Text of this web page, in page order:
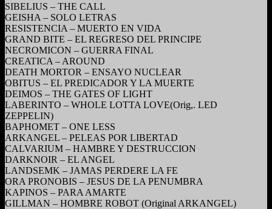
SIBELIUS – THE CALL
GEISHA – SOLO LETRAS
RESISTENCIA – MUERTO EN VIDA
GRAND BITE – EL REGRESO DEL PRINCIPE
NECROMICON – GUERRA FINAL
CREATICA – AROUND
DEATH MORTOR – ENSAYO NUCLEAR
OBITUS – EL PREDICADOR Y LA MUERTE
DEIMOS – THE GATES OF LIGHT
LABERINTO – WHOLE LOTTA LOVE(Orig,. LED
ZEPPELIN)
BAPHOMET – ONE LESS
ARKANGEL – PELEAS POR LIBERTAD
CALVARIUM – HAMBRE Y DESTRUCCION
DARKNOIR – EL ANGEL
LANDSEMK – JAMAS PERDERE LA FE
ORA PRONOBIS – JESUS DE LA PENUMBRA
KAPINOS – PARA AMARTE
GILLMAN – HOMBRE ROBOT (Original ARKANGEL)